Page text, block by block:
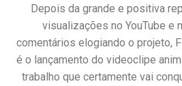
Depois da grande e positiva
visualizações no YouTube e
comentários elogiando o projeto,
é o lançamento do videoclipe
trabalho que certamente vai